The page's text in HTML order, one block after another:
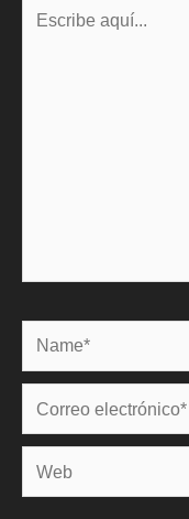
Name*
Correo
electrónico*
Web